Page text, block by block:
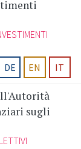
DE EN IT
sugli